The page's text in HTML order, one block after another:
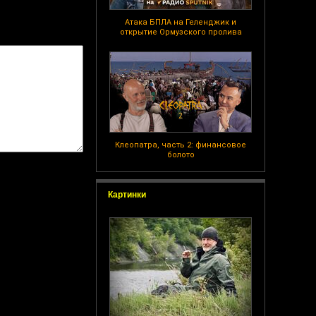
Атака БПЛА на Геленджик и
открытие Ормузского пролива
Клеопатра, часть 2: финансовое
болото
Картинки